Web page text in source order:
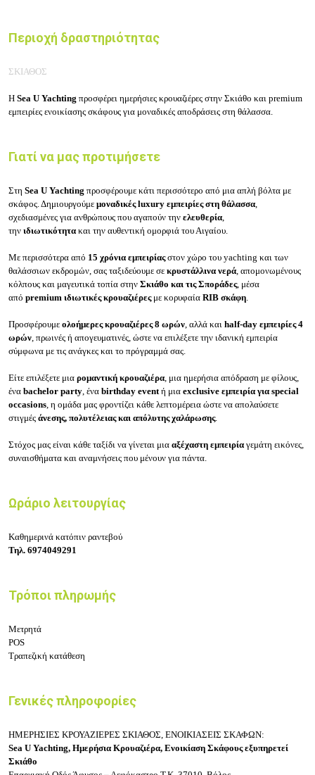
Περιοχή δραστηριότητας
ΣΚΙΑΘΟΣ
Η Sea U Yachting προσφέρει ημερήσιες κρουαζιέρες στην Σκιάθο και premium
εμπειρίες ενοικίασης σκάφους για μοναδικές αποδράσεις στη θάλασσα.
Γιατί να μας προτιμήσετε
Στη Sea U Yachting προσφέρουμε κάτι περισσότερο από μια απλή βόλτα με
σκάφος. Δημιουργούμε μοναδικές luxury εμπειρίες στη θάλασσα
σχεδιασμένες για ανθρώπους που αγαπούν την ελευθερία
την ιδιωτικότητα και την αυθεντική ομορφιά του Αιγαίου.
Με περισσότερα από 15 χρόνια εμπειρίαςστον χώρο του yachting και των
θαλάσσιων εκδρομών, σας ταξιδεύουμε σε κρυστάλλινα νερά , απομονωμένους
κόλπους και μαγευτικά τοπία στην Σκιάθο και τις Σποράδες, μέσα
από premium ιδιωτικές κρουαζιέρεςμε κορυφαία RIB σκάφη
Προσφέρουμε ολοήμερες κρουαζιέρες 8 ωρών , αλλά και half-day εμπειρίες 4
ωρών , πρωινές ή απογευματινές, ώστε να επιλέξετε την ιδανική εμπειρία
σύμφωνα με τις ανάγκες και το πρόγραμμά σας.
Είτε επιλέξετε μια ρομαντική κρουαζιέρα , μια ημερήσια απόδραση με φίλους,
ένα bachelor party , ένα birthday event ή μια exclusive εμπειρία για special
occasions , η ομάδα μας φροντίζει κάθε λεπτομέρεια ώστε να απολαύσετε
στιγμές άνεσης, πολυτέλειας και απόλυτης χαλάρωσης.
Στόχος μας είναι κάθε ταξίδι να γίνεται μια αξέχαστη εμπειρία γεμάτη εικόνες,
συναισθήματα και αναμνήσεις που μένουν για πάντα.
Ωράριο λειτουργίας
Καθημερινά κατόπιν ραντεβού
Τηλ. 6974049291
Τρόποι πληρωμής
Μετρητά
POS
Τραπεζική κατάθεση
Γενικές πληροφορίες
ΗΜΕΡΗΣΙΕΣ ΚΡΟΥΑΖΙΕΡΕΣ ΣΚΙΑΘΟΣ, ΕΝΟΙΚΙΑΣΕΙΣ ΣΚΑΦΩΝ:
Sea U Yachting, Ημερήσια Κρουαζιέρα, Ενοικίαση Σκάφους εξυπηρετεί
Σκιάθο